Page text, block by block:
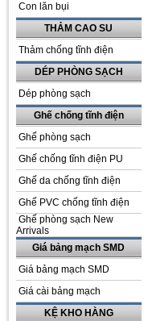
Con lăn bụi
THẢM CAO SU
Thảm chống tĩnh điện
DÉP PHÒNG SẠCH
Dép phòng sạch
Ghế chống tĩnh điện
Ghế phòng sạch
Ghế chống tĩnh điện PU
Ghế da chống tĩnh điện
Ghế PVC chống tĩnh điện
Ghế phòng sạch New
Arrivals
Giá bảng mạch SMD
Giá bảng mạch SMD
Giá cài bảng mạch
KỆ KHO HÀNG